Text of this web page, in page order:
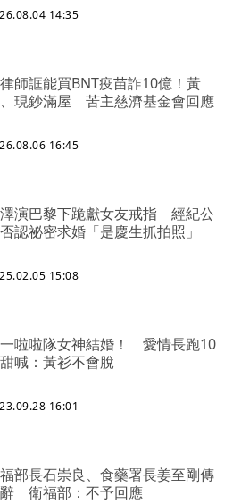
14:35
師誆能買BNT疫苗詐10億！黃
現鈔滿屋 苦主慈濟基金會回應
16:45
演巴黎下跪獻女友戒指 經紀公
認祕密求婚「是慶生抓拍照」
15:08
啦啦隊女神結婚！ 愛情長跑10
喊：黃衫不會脫
16:01
部長石崇良、食藥署長姜至剛傳
衛福部：不予回應